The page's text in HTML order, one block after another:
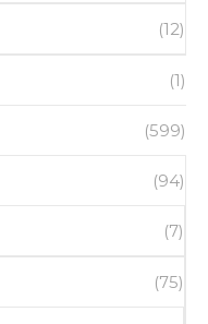
(12)
(1)
(599)
(94)
(7)
(75)